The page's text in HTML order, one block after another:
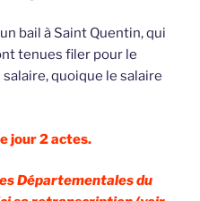
bail à Saint Quentin, qui
tenues filer pour le
quoique le salaire
jour 2 actes.
Départementales du